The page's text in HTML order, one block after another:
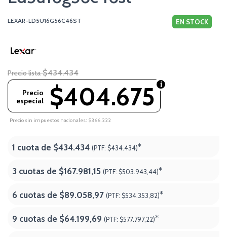
LEXAR-LD5U16G56C46ST EN STOCK
Precio lista $434.434
$404.675
Precio
especial
Precio sin impuestos nacionales: $366.222
1 cuota de $434.434 (PTF: $434.434)*
3 cuotas de $167.981,15 (PTF: $503.943,44)*
6 cuotas de $89.058,97 (PTF: $534.353,82)*
9 cuotas de $64.199,69 (PTF: $577.797,22)*